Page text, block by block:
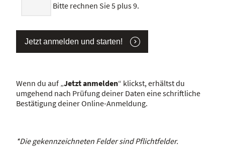
Bitte rechnen Sie 5 plus 9.
Jetzt anmelden und starten!
Wenn du auf „Jetzt anmelden“ klickst, erhältst du
umgehend nach Prüfung deiner Daten eine schriftliche
Bestätigung deiner Online-Anmeldung.
*Die gekennzeichneten Felder sind Pflichtfelder.